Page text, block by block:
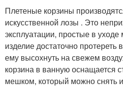
Плетеные корзины
искусственной лозы . Это
эксплуатации, простые в
изделие достаточно протереть
ему высохнуть на свежем
корзина в ванную оснащается
мешком, который можно снять